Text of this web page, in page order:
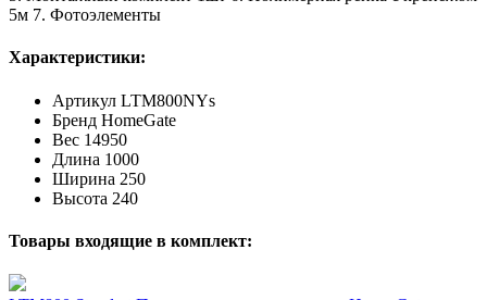
5м 7. Фотоэлементы
Характеристики:
Артикул LTM800NYs
Бренд HomeGate
Вес 14950
Длина 1000
Ширина 250
Высота 240
Товары входящие в комплект: